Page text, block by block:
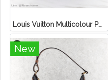
Louis Vuitton Multicolour Pochette Canvas
New